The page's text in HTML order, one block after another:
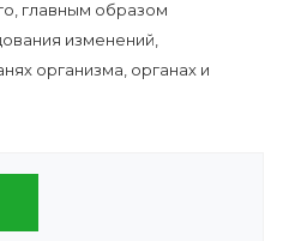
главным образом
изменений,
организма, органах и